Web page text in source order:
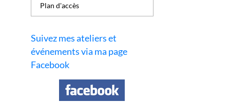
Plan d'accès
Suivez mes ateliers et
événements via ma page
Facebook